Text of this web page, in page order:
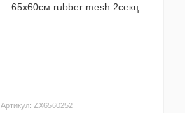
Артикул: ZX6560252